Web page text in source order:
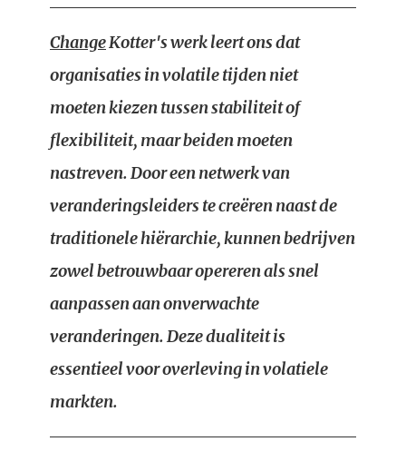
ChangeKotter's werk leert ons dat
organisaties in volatile tijden niet
moeten kiezen tussen stabiliteit of
flexibiliteit, maar beiden moeten
nastreven. Door een netwerk van
veranderingsleiders te creëren naast de
traditionele hiërarchie, kunnen bedrijven
zowel betrouwbaar opereren als snel
aanpassen aan onverwachte
veranderingen. Deze dualiteit is
essentieel voor overleving in volatiele
markten.